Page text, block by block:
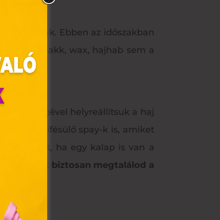
Ebben az időszakban
mint a lakk, wax, hajhab sem a
segítségével helyreállítsuk a haj
kifésülő spay-k is, amiket
sem árt, ha egy kalap is van a
között biztosan megtalálod a
Ön